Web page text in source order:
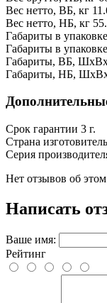
Вес нетто, ВБ, кг
Вес нетто, НБ, кг
Габариты в
Габариты в
Габариты, ВБ,
Габариты, НБ,
Срок гарантии 3 г.
Страна изготовитель
Серия
Нет отзывов об этом
Написать
Ваше имя:
Рейтинг